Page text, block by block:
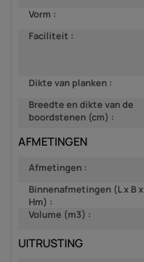
Vorm :
Faciliteit :
Dikte van planken :
Breedte en dikte van de
boordstenen (cm) :
AFMETINGEN
Afmetingen :
Binnenafmetingen (L x B x
Hm) :
Volume (m3) :
UITRUSTING